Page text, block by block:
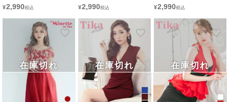
用)[myMinette/マイミネット]
¥2,990
ット]
¥2,990
ト]
¥2,990
在庫切れ 在庫切れ 在庫切れ